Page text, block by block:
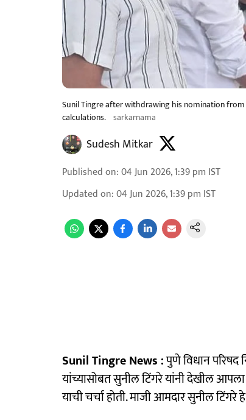
Sunil Tingre after withdrawing his nomination
calculations. sarkarnama
Sudesh Mitkar
Published on:04 Jun 2026, 1:39 pm IST
Updated on:04 Jun 2026, 1:39 pm IST
Sunil Tingre News :पुणे विधान परिषद
यांच्यासोबत सुनील टिंगरे यांनी देखील
याची चर्चा होती. माजी आमदार सुनील